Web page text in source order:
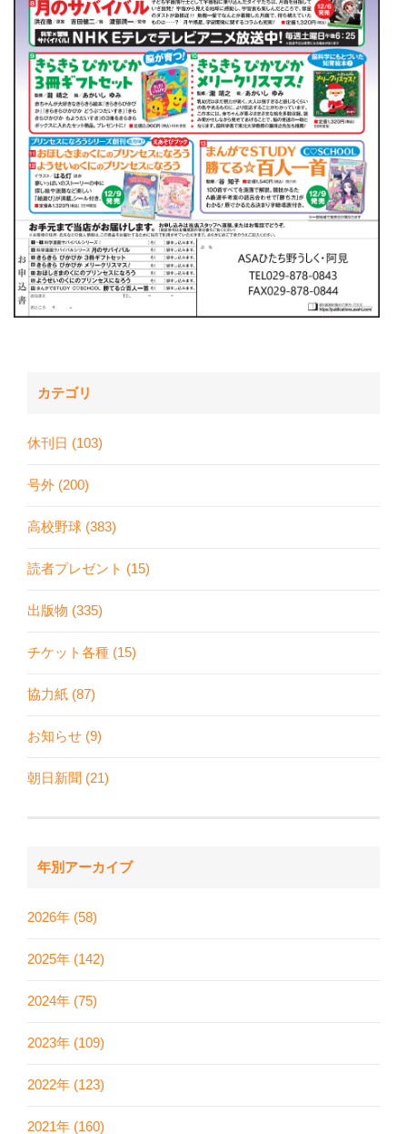
カテゴリ
休刊日 (103)
号外 (200)
高校野球 (383)
読者プレゼント (15)
出版物 (335)
チケット各種 (15)
協力紙 (87)
お知らせ (9)
朝日新聞 (21)
年別アーカイブ
2026年 (58)
2025年 (142)
2024年 (75)
2023年 (109)
2022年 (123)
2021年 (160)